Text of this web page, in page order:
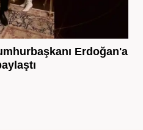
Erdoğan'a